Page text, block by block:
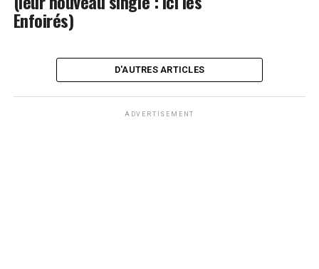
Enfoirés)
D'AUTRES ARTICLES
ADVERTISEMENT